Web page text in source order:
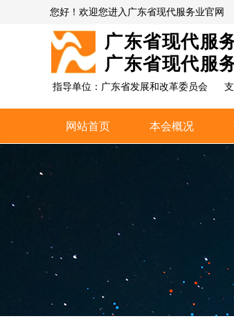
指导单位：广东省发展和改革委员会
您好！欢迎您进入广东省现代服务业官网
网站首页 本会概况
本会概况
广东省现代服
广东省现代服